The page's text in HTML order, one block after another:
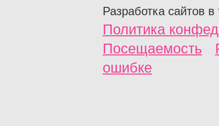
Разработка сайтов в
Политика
Посещаемость
ошибке